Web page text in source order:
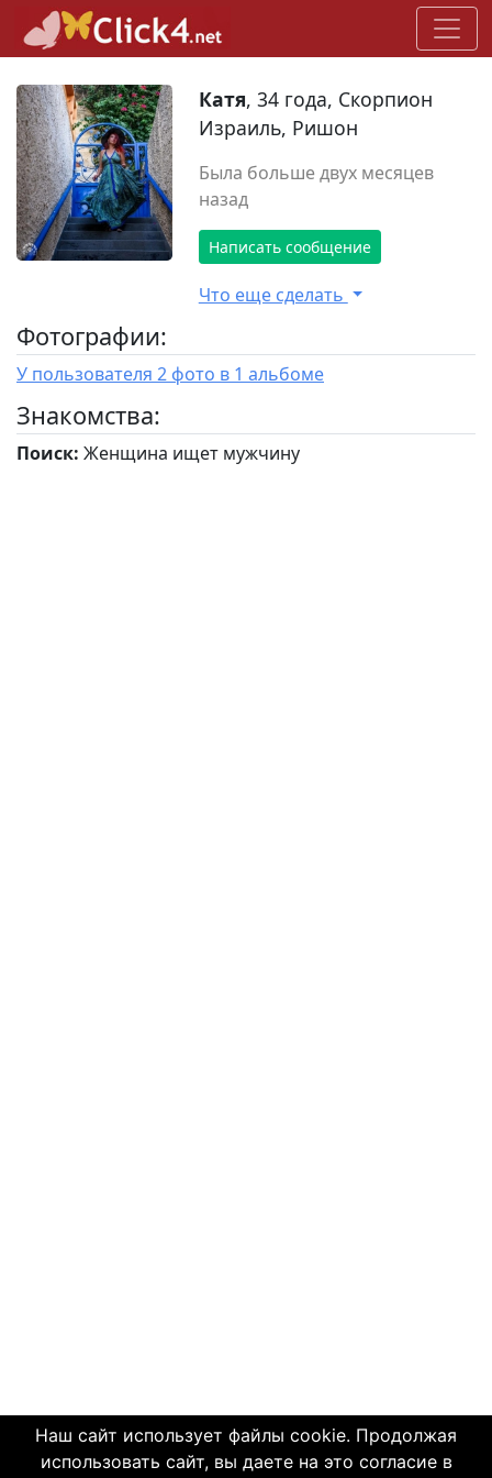
Наш сайт использует файлы cookie. Продолжая
использовать сайт, вы даете на это согласие в
Катя, 34 года, Скорпион
Израиль, Ришон
Была больше двух месяцев
назад
Написать сообщение
Что еще сделать
Фотографии:
У пользователя 2 фото в 1 альбоме
Знакомства:
Поиск: Женщина ищет мужчину